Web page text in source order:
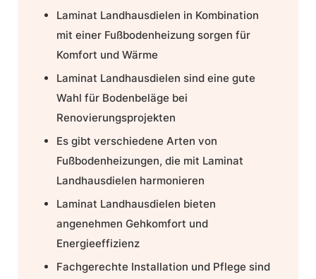
Laminat Landhausdielen in Kombination
mit einer Fußbodenheizung sorgen für
Komfort und Wärme
Laminat Landhausdielen sind eine gute
Wahl für Bodenbeläge bei
Renovierungsprojekten
Es gibt verschiedene Arten von
Fußbodenheizungen, die mit Laminat
Landhausdielen harmonieren
Laminat Landhausdielen bieten
angenehmen Gehkomfort und
Energieeffizienz
Fachgerechte Installation und Pflege sind